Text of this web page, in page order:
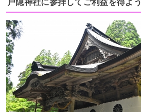
戸隠神社に参拝してご利益を得よう